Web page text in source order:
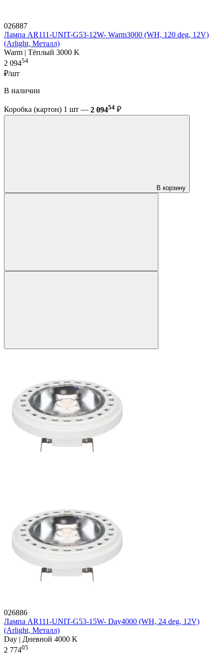
026887
Лампа AR111-UNIT-G53-12W- Warm3000 (WH, 120 deg, 12V)
(Arlight, Металл)
Warm | Тёплый 3000 K
2 09454
₽/шт
В наличии
Коробка (картон) 1 шт — 2 09454 ₽
В корзину
026886
Лампа AR111-UNIT-G53-15W- Day4000 (WH, 24 deg, 12V)
(Arlight, Металл)
Day | Дневной 4000 K
2 77405